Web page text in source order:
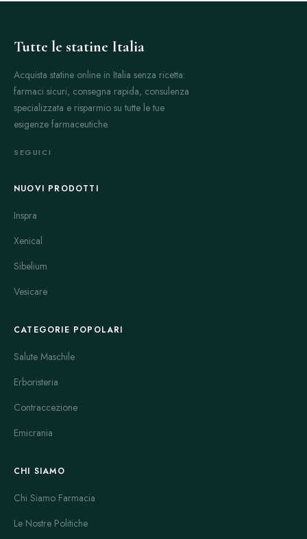
Tutte le statine Italia
Acquista statine online in Italia senza ricetta:
farmaci sicuri, consegna rapida, consulenza
specializzata e risparmio su tutte le tue
esigenze farmaceutiche.
SEGUICI
NUOVI PRODOTTI
Inspra
Xenical
Sibelium
Vesicare
CATEGORIE POPOLARI
Salute Maschile
Erboristeria
Contraccezione
Emicrania
CHI SIAMO
Chi Siamo Farmacia
Le Nostre Politiche